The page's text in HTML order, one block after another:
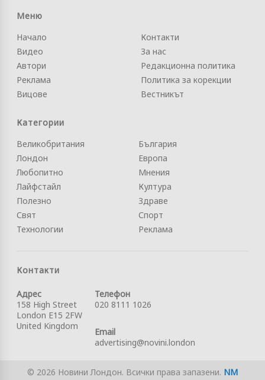
Меню
Начало
Видео
Автори
Реклама
Вицове
Контакти
За нас
Редакционна политика
Политика за корекции
Вестникът
Категории
Великобритания
Лондон
Любопитно
Лайфстайл
Полезно
Свят
Технологии
България
Европа
Мнения
Култура
Здраве
Спорт
Реклама
Контакти
Адрес
158 High Street
London E15 2FW
United Kingdom
Телефон
020 8111 1026
Email
advertising@novini.london
© 2026 Новини Лондон. Всички права запазени. NM